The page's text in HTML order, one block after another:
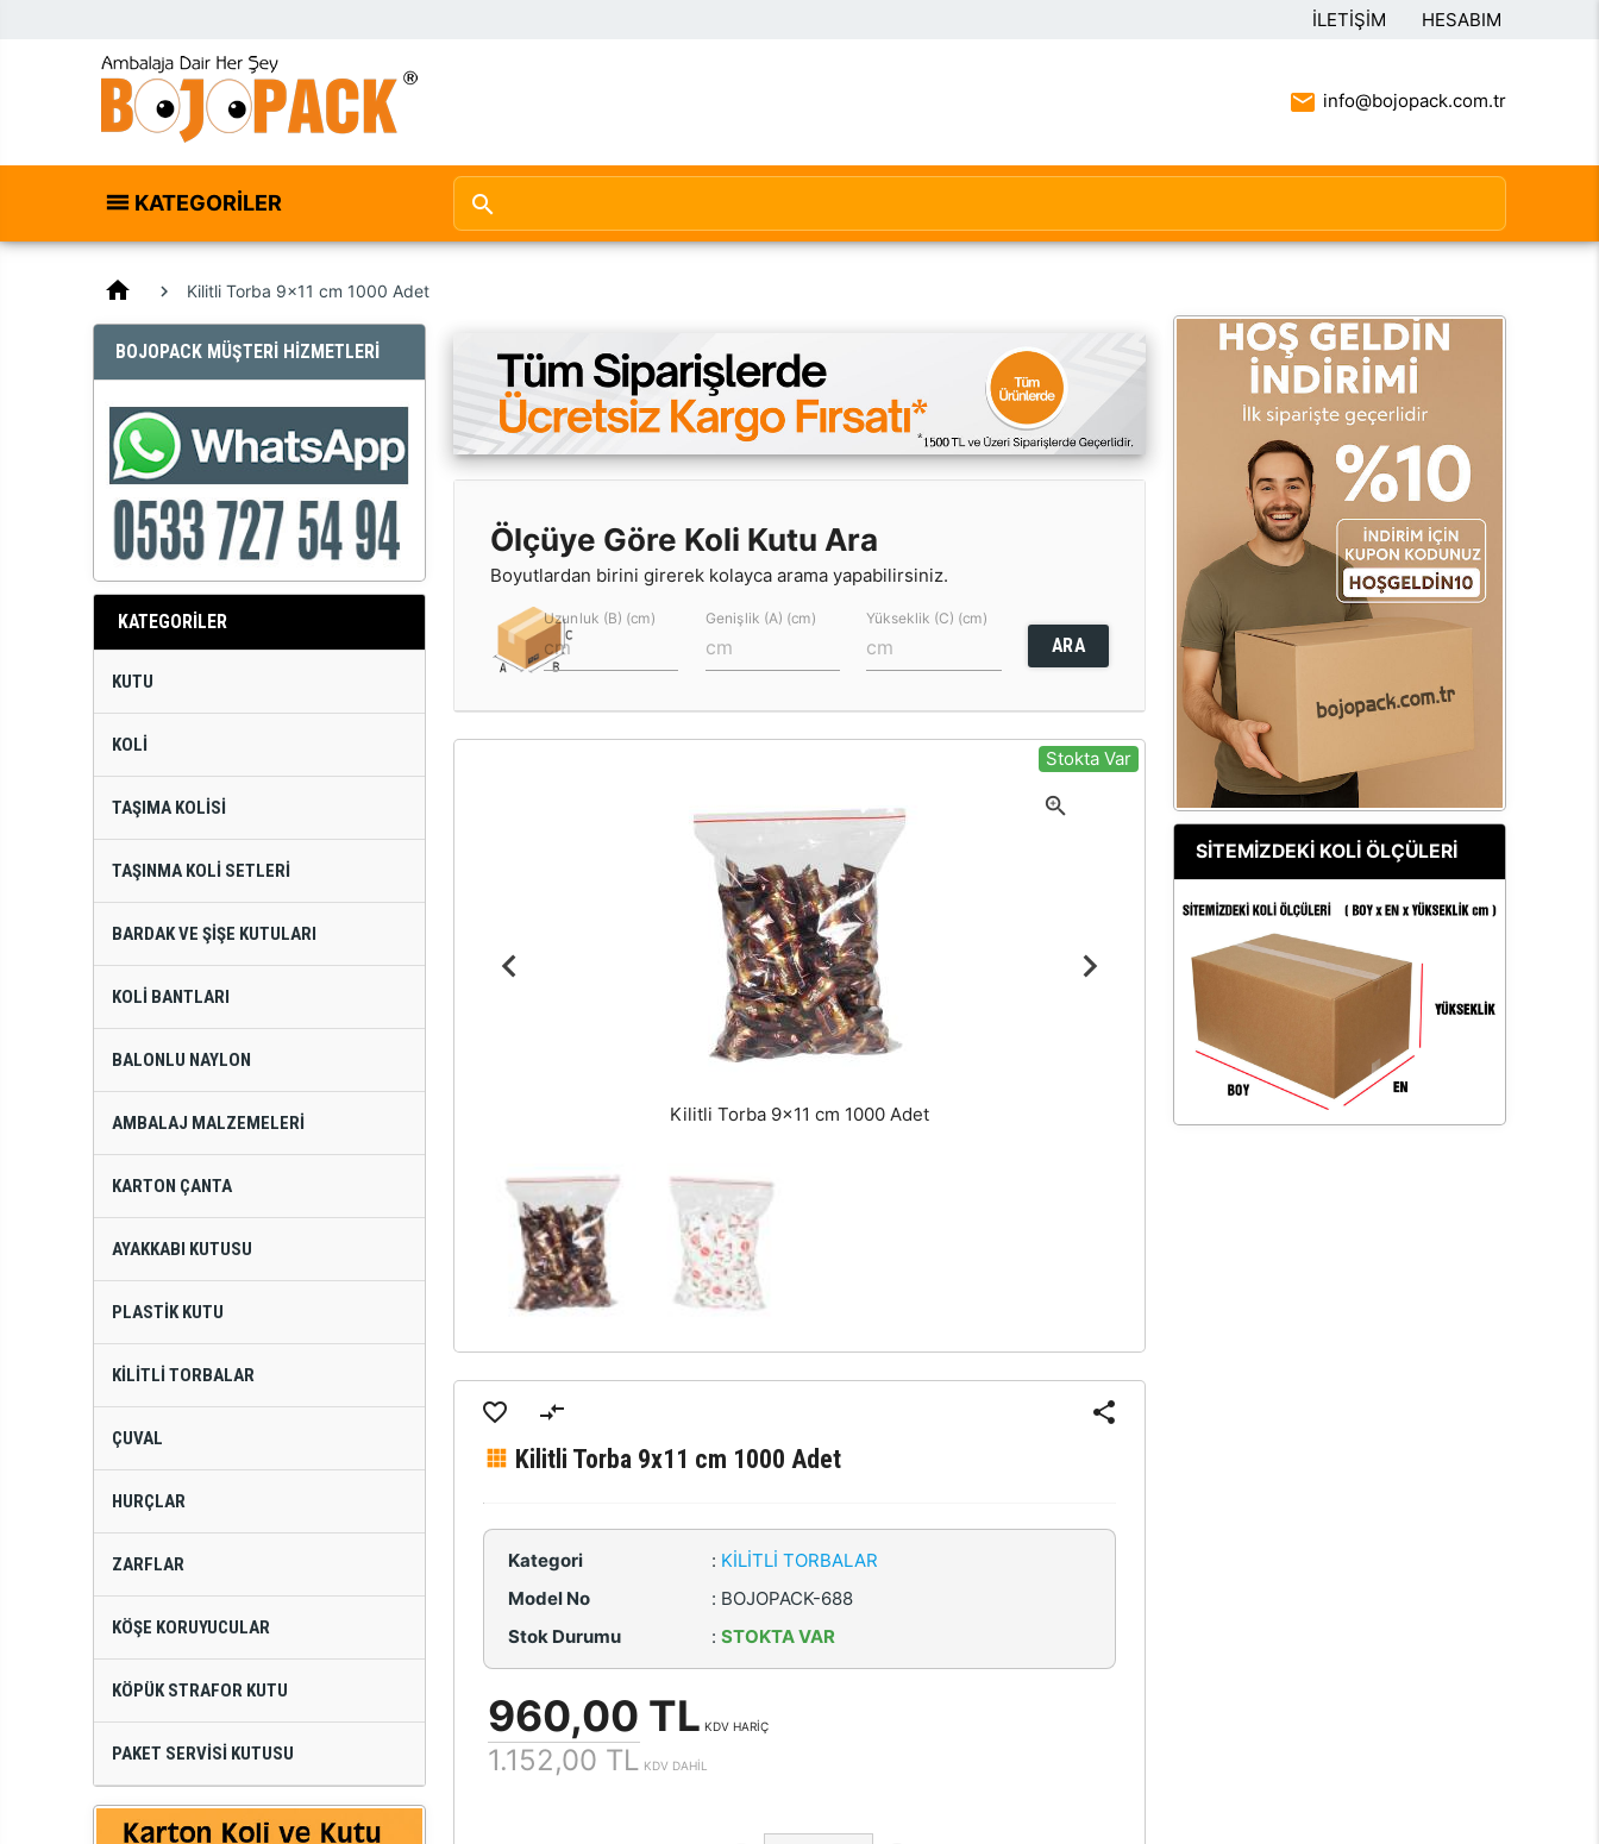
İLETIŞIM HESABIM
info@bojopack.com.tr
KATEGORILER
home Kilitli Torba 9x11 cm 1000 Adet
BOJOPACK MÜŞTERİ HİZMETLERİ
KATEGORİLER
KUTU
KOLI
TAŞIMA KOLISI
TAŞINMA KOLI SETLERI
BARDAK VE ŞIŞE KUTULARI
KOLI BANTLARI
BALONLU NAYLON
AMBALAJ MALZEMELERI
KARTON ÇANTA
AYAKKABI KUTUSU
PLASTIK KUTU
KILITLI TORBALAR
ÇUVAL
HURÇLAR
ZARFLAR
KÖŞE KORUYUCULAR
KÖPÜK STRAFOR KUTU
PAKET SERVISI KUTUSU
Ölçüye Göre Koli Kutu Ara
Boyutlardan birini girerek kolayca arama yapabilirsiniz.
Uzunluk (B) (cm) Genişlik (A) (cm) Yükseklik (C) (cm)
ARA
Stokta Var
Kilitli Torba 9x11 cm 1000 Adet
Kilitli Torba 9x11 cm 1000 Adet
Kategori : KILITLI TORBALAR
Model No
: BOJOPACK-688
Stok Durumu
: STOKTA VAR
960,00 TL KDV HARİÇ
1.152,00 TL KDV DAHİL
SİTEMİZDEKİ KOLİ ÖLÇÜLERİ